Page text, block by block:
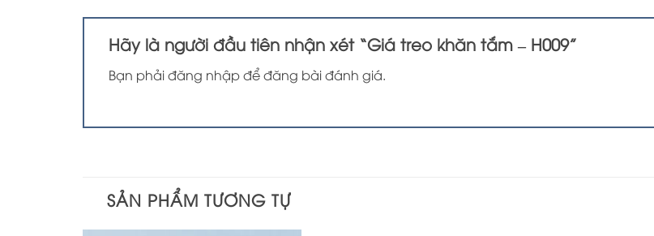
Hãy là người đầu tiên nhận xét “Giá treo khăn tắm – H009”
Bạn phảiđăng nhậpđể đăng bài đánh giá.
SẢN PHẨM TƯƠNG TỰ